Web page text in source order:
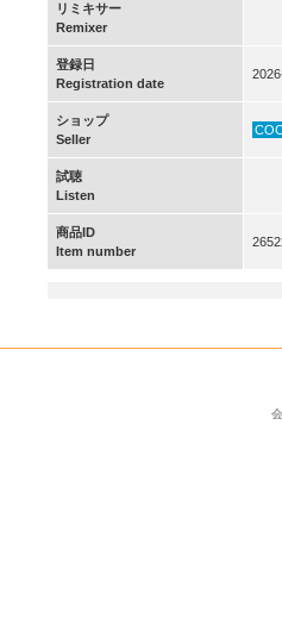
リミキサー
Remixer
登録日
Registration date
ショップ
Seller
試聴
Listen
商品ID
Item number